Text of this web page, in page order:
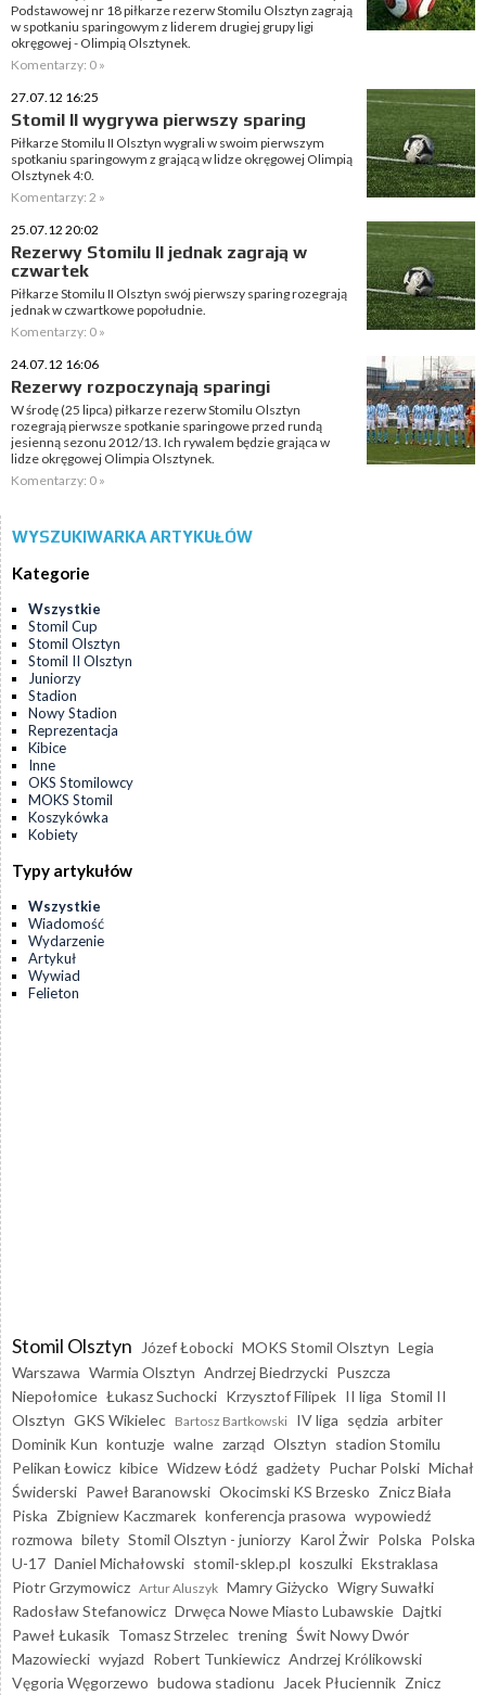
Podstawowej nr 18 piłkarze rezerw Stomilu Olsztyn zagrają
w spotkaniu sparingowym z liderem drugiej grupy ligi
okręgowej - Olimpią Olsztynek.
Komentarzy: 0 »
27.07.12 16:25
Stomil II wygrywa pierwszy sparing
Piłkarze Stomilu II Olsztyn wygrali w swoim pierwszym
spotkaniu sparingowym z grającą w lidze okręgowej Olimpią
Olsztynek 4:0.
Komentarzy: 2 »
25.07.12 20:02
Rezerwy Stomilu II jednak zagrają w
czwartek
Piłkarze Stomilu II Olsztyn swój pierwszy sparing rozegrają
jednak w czwartkowe popołudnie.
Komentarzy: 0 »
24.07.12 16:06
Rezerwy rozpoczynają sparingi
W środę (25 lipca) piłkarze rezerw Stomilu Olsztyn
rozegrają pierwsze spotkanie sparingowe przed rundą
jesienną sezonu 2012/13. Ich rywalem będzie grająca w
lidze okręgowej Olimpia Olsztynek.
Komentarzy: 0 »
WYSZUKIWARKA ARTYKUŁÓW
Kategorie
Wszystkie
Stomil Cup
Stomil Olsztyn
Stomil II Olsztyn
Juniorzy
Stadion
Nowy Stadion
Reprezentacja
Kibice
Inne
OKS Stomilowcy
MOKS Stomil
Koszykówka
Kobiety
Typy artykułów
Wszystkie
Wiadomość
Wydarzenie
Artykuł
Wywiad
Felieton
Stomil Olsztyn Józef Łobocki MOKS Stomil Olsztyn Legia
Warszawa Warmia Olsztyn Andrzej Biedrzycki Puszcza
Niepołomice Łukasz Suchocki Krzysztof Filipek II liga Stomil II
Olsztyn GKS Wikielec Bartosz Bartkowski IV liga sędzia arbiter
Dominik Kun kontuzje walne zarząd Olsztyn stadion Stomilu
Pelikan Łowicz kibice Widzew Łódź gadżety Puchar Polski Michał
Świderski Paweł Baranowski Okocimski KS Brzesko Znicz Biała
Piska Zbigniew Kaczmarek konferencja prasowa wypowiedź
rozmowa bilety Stomil Olsztyn - juniorzy Karol Żwir Polska Polska
U-17 Daniel Michałowski stomil-sklep.pl koszulki Ekstraklasa
Piotr Grzymowicz Artur Aluszyk Mamry Giżycko Wigry Suwałki
Radosław Stefanowicz Drwęca Nowe Miasto Lubawskie Dajtki
Paweł Łukasik Tomasz Strzelec trening Świt Nowy Dwór
Mazowiecki wyjazd Robert Tunkiewicz Andrzej Królikowski
Vęgoria Węgorzewo budowa stadionu Jacek Płuciennik Znicz